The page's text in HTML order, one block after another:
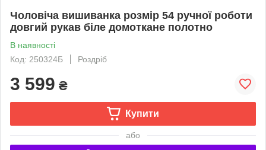
Чоловіча вишиванка розмір 54 ручної роботи
довгий рукав біле домоткане полотно
В наявності
Код: 250324Б
Роздріб
3 599 ₴
Купити
або